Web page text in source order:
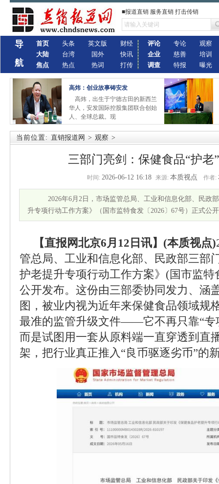
■报道直销 服务直销 打击传销
导
航
首页
大陆
焦点
头条
台湾
热点
英文版
国外
热词
财经
快讯
打传
评论
企业
调查
专论
慈善
特报
观察
培训
曝光
高炜：创业故事铸安发
高炜，出生于宁德古田的新西兰
华人，安发国际控股集团联合创始
人、全球总裁。现
当前位置: 直销报道网 > 观察 >
三部门亮剑：保健食品“护老
时间: 2026-06-12 16:18 来源: 本质视点 作者:
2026年6月2日，市场监管总局、工业和信息化部、民政
升专项行动工作方案》（国市监特食发〔2026〕67号）正式公
【直报网北京6月12日讯】(本质视点)
管总局、工业和信息化部、民政部三部
护老提升专项行动工作方案》(国市监特
公开发布。这份由三部委协同发力、涵
图，被业内视为近年来保健食品领域规
最准的监管升级文件——它不再只靠“专
而是试图用一套从原料端一直穿透到直
架，把行业真正推入“良币驱逐劣币”的